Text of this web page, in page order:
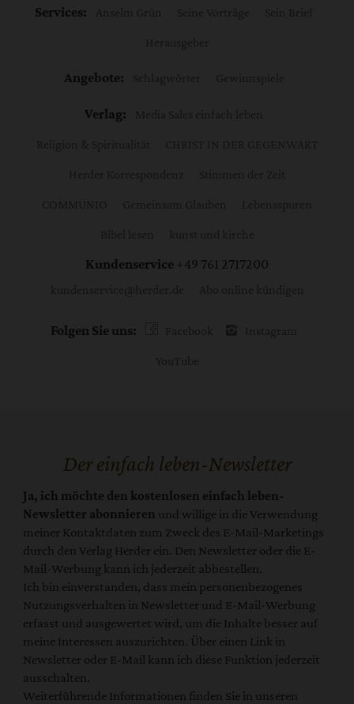
Services:
Angebote:
Verlag:
Kundenservice +49 761 2717200
Folgen Sie uns:
Der einfach leben-Newsletter
Ja, ich möchte den kostenlosen einfach leben-
Newsletter abonnieren und willige in die Verwendung
meiner Kontaktdaten zum Zweck des E-Mail-Marketings
durch den Verlag Herder ein. Den Newsletter oder die E-
Mail-Werbung kann ich jederzeit abbestellen.
Ich bin einverstanden, dass mein personenbezogenes
Nutzungsverhalten in Newsletter und E-Mail-Werbung
erfasst und ausgewertet wird, um die Inhalte besser auf
meine Interessen auszurichten. Über einen Link in
Newsletter oder E-Mail kann ich diese Funktion jederzeit
ausschalten.
Weiterführende Informationen finden Sie in unseren